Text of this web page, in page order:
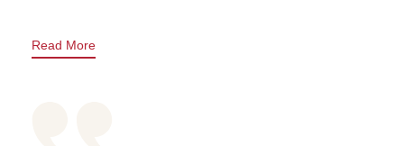
Read More